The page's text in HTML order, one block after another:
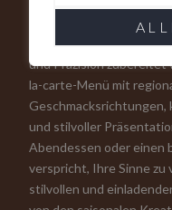
Genießen Sie ein
im Restaurant JAKOB,
und Präzision zubereitet
la-carte-Menü mit
und stilvoller
Abendessen oder einen
verspricht, Ihre Sinne zu
stilvollen und